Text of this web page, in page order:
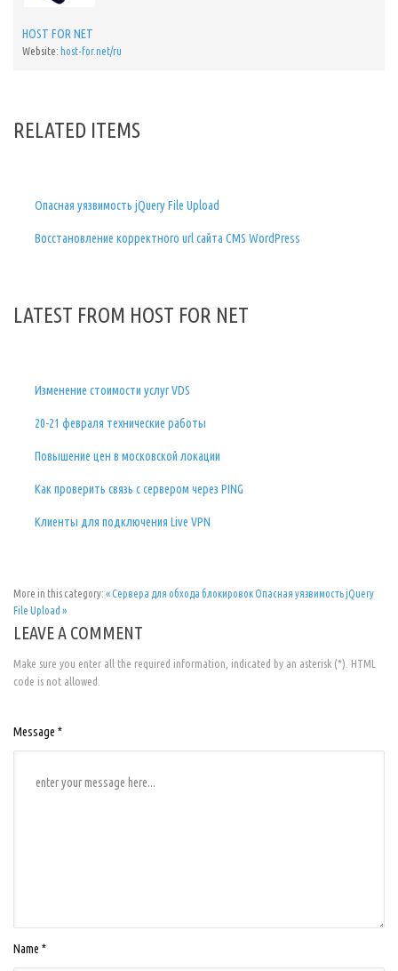
HOST FOR NET
Website: host-for.net/ru
RELATED ITEMS
Опасная уязвимость jQuery File Upload
Восстановление корректного url сайта CMS WordPress
LATEST FROM HOST FOR NET
Изменение стоимости услуг VDS
20-21 февраля технические работы
Повышение цен в московской локации
Как проверить связь с сервером через PING
Клиенты для подключения Live VPN
More in this category: « Сервера для обхода блокировок Опасная уязвимость jQuery
File Upload »
LEAVE A COMMENT
Make sure you enter all the required information, indicated by an asterisk (*). HTML
code is not allowed.
Message *
Name *